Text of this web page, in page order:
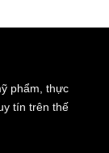
phẩm, thực
tín trên thế